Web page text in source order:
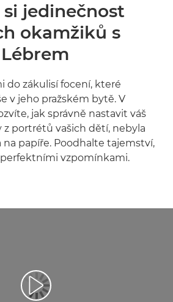
jedinečnost
okamžiků s
do zákulisí focení, které
v jeho pražském bytě. V
jak správně nastavit váš
z portrétů vašich dětí, nebyla
papíře. Poodhalte tajemství,
perfektními vzpomínkami.